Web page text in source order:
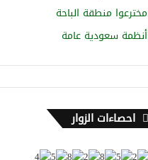
مخترعوا منطقة الباحة
أنظمة سعودية عامة
احصاءات الزوار